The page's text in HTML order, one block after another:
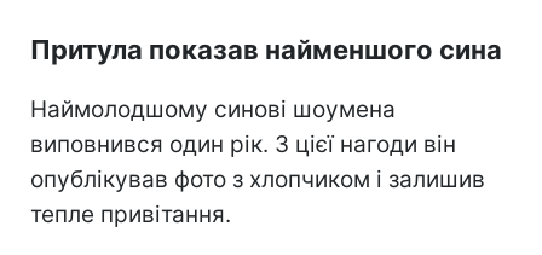
Притула показав найменшого сина
Наймолодшому синові шоумена
виповнився один рік. З цієї нагоди він
опублікував фото з хлопчиком і залишив
тепле привітання.